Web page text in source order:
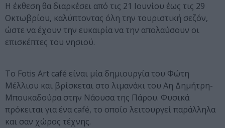
Η έκθεση θα διαρκέσει από τις 21 Ιουνίου έως τις 29
Οκτωβρίου, καλύπτοντας όλη την τουριστική σεζόν,
ώστε να έχουν την ευκαιρία να την απολαύσουν οι
επισκέπτες του νησιού.
Το Fotis Art café είναι μία δημιουργία του Φώτη
Μέλλιου και βρίσκεται στο λιμανάκι του Αη Δημήτρη-
Μπουκαδούρα στην Νάουσα της Πάρου. Φυσικά
πρόκειται για ένα café, το οποίο λειτουργεί παράλληλα
και σαν χώρος τέχνης.